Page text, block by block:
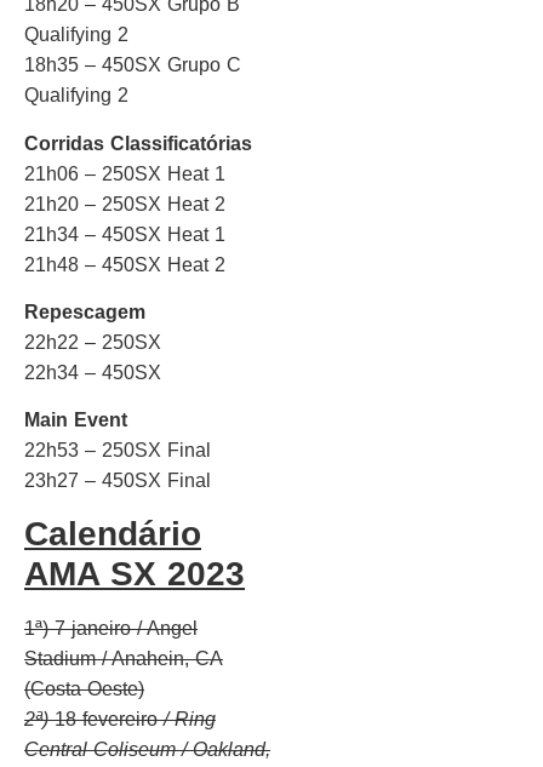
18h20 – 450SX Grupo B
Qualifying 2
18h35 – 450SX Grupo C
Qualifying 2
Corridas Classificatórias
21h06 – 250SX Heat 1
21h20 – 250SX Heat 2
21h34 – 450SX Heat 1
21h48 – 450SX Heat 2
Repescagem
22h22 – 250SX
22h34 – 450SX
Main Event
22h53 – 250SX Final
23h27 – 450SX Final
Calendário
AMA SX 2023
1ª) 7 janeiro / Angel
Stadium / Anahein, CA
(Costa Oeste)
2ª)18 fevereiro/ Ring
Central Coliseum / Oakland,